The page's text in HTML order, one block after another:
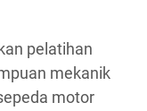
pelatihan
mekanik
motor